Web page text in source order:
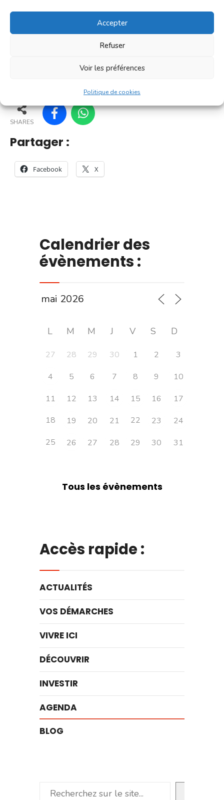
Accepter
Refuser
Voir les préférences
Politique de cookies
[...]
En savoir plus
SHARES
Partager :
Facebook X
Calendrier des
évènements :
L M M J V S D
27 28 29 30 1 2
3
4
5 6 7 8 9
10
11
12 13 14 15 16
17
18
19 20 21 22 23
24
25
26 27 28 29 30 31
Tous les évènements
Accès rapide :
ACTUALITÉS
VOS DÉMARCHES
VIVRE ICI
DÉCOUVRIR
INVESTIR
AGENDA
BLOG
Rechercher